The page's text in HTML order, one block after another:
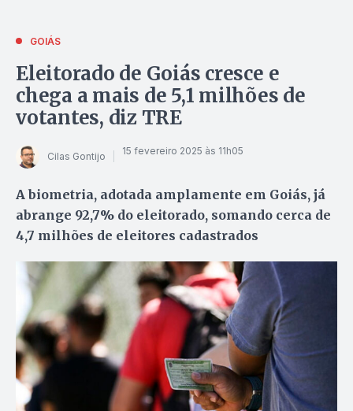
GOIÁS
Eleitorado de Goiás cresce e
chega a mais de 5,1 milhões de
votantes, diz TRE
Cilas Gontijo 15 fevereiro 2025 às 11h05
A biometria, adotada amplamente em Goiás, já
abrange 92,7% do eleitorado, somando cerca de
4,7 milhões de eleitores cadastrados